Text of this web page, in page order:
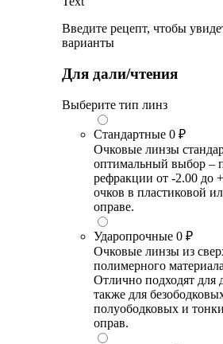
Введите рецепт, чтобы
варианты
Для дали/чтения
Выберите тип линз
Стандартные 0 ₽
Очковые линзы
оптимальный выбор –
рефракции от -2.00 до
очков в пластиковой
оправе.
Ударопрочные 0 ₽
Очковые линзы из
полимерного
Отлично подходят для
также для
полуободковых и
оправ.